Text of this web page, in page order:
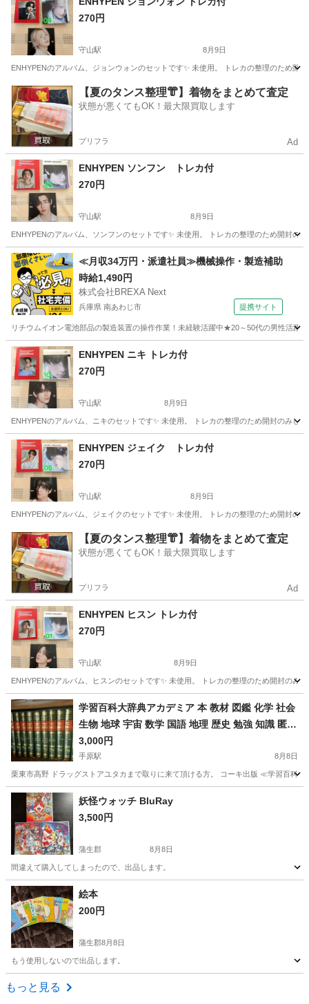
270円
守山駅 8月9日
ENHYPENのアルバム、ジョンウォンのセットです✨ 未使用。 トレカの整理のため
滋賀 守山市 守山駅 CD ENHYPEN
【夏のタンス整理👘】着物をまとめて査定
状態が悪くてもOK！最大限買取します
プリフラ Ad
ENHYPEN ソンフン トレカ付
270円
守山駅 8月9日
ENHYPENのアルバム、ソンフンのセットです✨ 未使用。 トレカの整理のため開封
滋賀 守山市 守山駅 CD ENHYPEN
≪月収34万円・派遣社員≫機械操作・製造補助
時給1,490円
株式会社BREXA Next
兵庫県 南あわじ市 提携サイト
リチウムイオン電池部品の製造装置の操作作業！未経験活躍中★20～50代の男性活
兵庫 南あわじ市ENHYPEN ニキ トレカ付
270円
守山駅 8月9日
ENHYPENのアルバム、ニキのセットです✨ 未使用。 トレカの整理のため開封のみ
滋賀 守山市 CD ENHYPEN
ENHYPEN ジェイク トレカ付
270円
守山駅 8月9日
ENHYPENのアルバム、ジェイクのセットです✨ 未使用。 トレカの整理のため開封
滋賀 守山市 守山駅 CD ENHYPEN
【夏のタンス整理👘】着物をまとめて査定
状態が悪くてもOK！最大限買取します
プリフラ Ad
ENHYPEN ヒスン トレカ付
270円
守山駅 8月9日
ENHYPENのアルバム、ヒスンのセットです✨ 未使用。 トレカの整理のため開封の
滋賀 守山市 守山駅 CD ENHYPEN
学習百科大辞典アカデミア 本 教材 図鑑 化学 社会
生物 地球 宇宙 数学 国語 地理 歴史 勉強 知識 匿名
配送 レトロ
3,000円
手原駅 8月8日
栗東市高野 ドラッグストアユタカまで取りに来て頂ける方。 コーキ出版 ≪学習
滋賀 栗東市 手原駅 歴史、心理、教育
妖怪ウォッチ BluRay
3,500円
蒲生郡 8月8日
間違えて購入してしまったので、出品します。
滋賀 蒲生郡 DVD/ブルーレイ
絵本
200円
蒲生郡8月8日
もう使用しないので出品します。
滋賀 蒲生郡
もっと見る